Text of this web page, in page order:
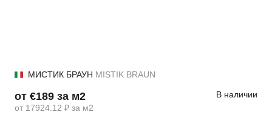
МИСТИК БРАУН MISTIK BRAUN
от €189 за м2
от 17924.12 ₽ за м2
В наличии